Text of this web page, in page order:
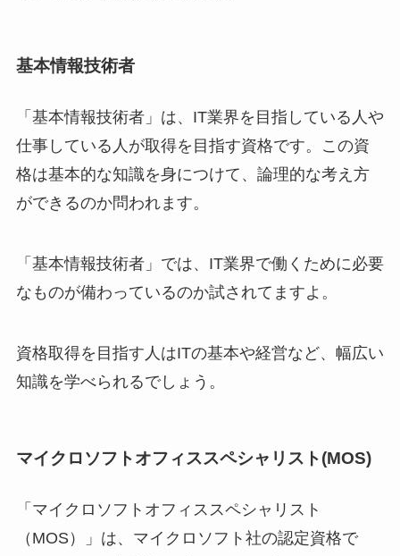
基本情報技術者
「基本情報技術者」は、IT業界を目指している人や
仕事している人が取得を目指す資格です。この資
格は基本的な知識を身につけて、論理的な考え方
ができるのか問われます。
「基本情報技術者」では、IT業界で働くために必要
なものが備わっているのか試されてますよ。
資格取得を目指す人はITの基本や経営など、幅広い
知識を学べられるでしょう。
マイクロソフトオフィススペシャリスト(MOS)
「マイクロソフトオフィススペシャリスト
（MOS）」は、マイクロソフト社の認定資格で